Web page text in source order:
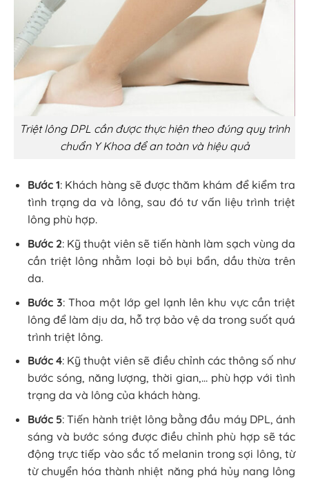
Triệt lông DPL cần được thực hiện theo đúng quy trình
chuẩn Y Khoa để an toàn và hiệu quả
Bước 1: Khách hàng sẽ được thăm khám để kiểm tra
tình trạng da và lông, sau đó tư vấn liệu trình triệt
lông phù hợp.
Bước 2: Kỹ thuật viên sẽ tiến hành làm sạch vùng da
cần triệt lông nhằm loại bỏ bụi bẩn, dầu thừa trên
da.
Bước 3: Thoa một lớp gel lạnh lên khu vực cần triệt
lông để làm dịu da, hỗ trợ bảo vệ da trong suốt quá
trình triệt lông.
Bước 4: Kỹ thuật viên sẽ điều chỉnh các thông số như
bước sóng, năng lượng, thời gian,… phù hợp với tình
trạng da và lông của khách hàng.
Bước 5: Tiến hành triệt lông bằng đầu máy DPL, ánh
sáng và bước sóng được điều chỉnh phù hợp sẽ tác
động trực tiếp vào sắc tố melanin trong sợi lông, từ
từ chuyển hóa thành nhiệt năng phá hủy nang lông